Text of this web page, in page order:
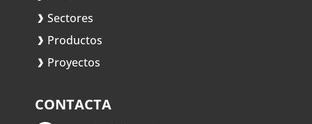
Sectores
Productos
Proyectos
CONTACTA